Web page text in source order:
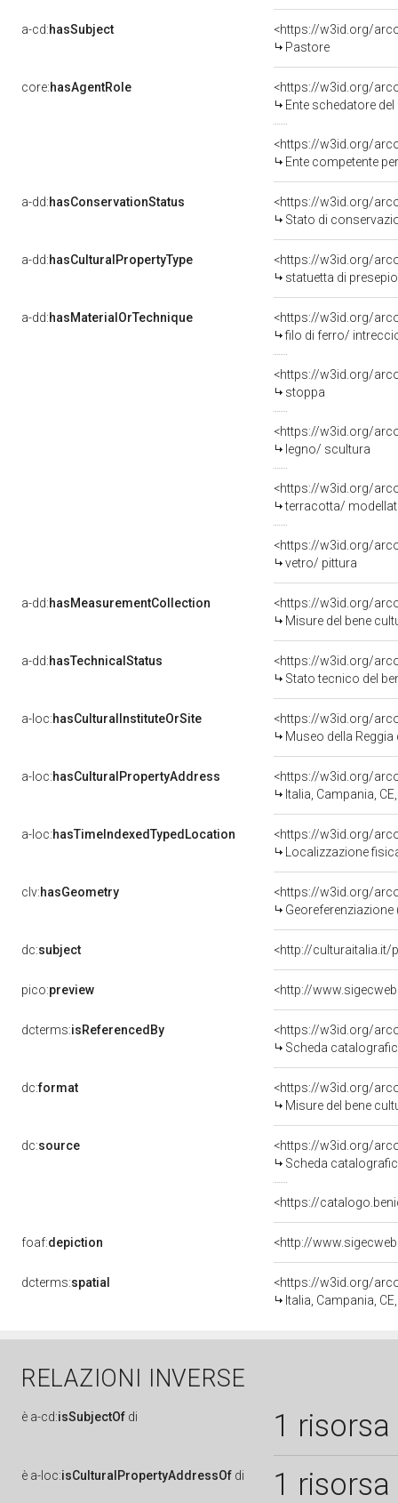
a-cd:hasSubject
<https://w3id.org/
Pastore
core:hasAgentRole
<https://w3id.org/
Ente schedatore del
<https://w3id.org/
Ente competente
a-dd:hasConservationStatus
<https://w3id.org/
Stato di
a-dd:hasCulturalPropertyType
<https://w3id.org/
statuetta di presepio
a-dd:hasMaterialOrTechnique
<https://w3id.org/
filo di ferro/
<https://w3id.org/
stoppa
<https://w3id.org/
legno/ scultura
<https://w3id.org/
terracotta/
<https://w3id.org/
vetro/ pittura
a-dd:hasMeasurementCollection
<https://w3id.org/
Misure del bene
a-dd:hasTechnicalStatus
<https://w3id.org/
Stato tecnico del
a-loc:hasCulturalInstituteOrSite
<https://w3id.org/
Museo della Reggia
a-loc:hasCulturalPropertyAddress
<https://w3id.org/
Italia, Campania,
a-loc:hasTimeIndexedTypedLocation
<https://w3id.org/
Localizzazione
clv:hasGeometry
<https://w3id.org/
dc:subject <http://culturaitalia.it/
pico:preview
dcterms:isReferencedBy
<https://w3id.org/
Scheda
dc:format
<https://w3id.org/
Misure del bene
dc:source
<https://w3id.org/
Scheda
<https://
foaf:depiction
dcterms:spatial
<https://w3id.org/
Italia, Campania,
RELAZIONI INVERSE
è a-cd:isSubjectOf di 1 risorsa
è a-loc:isCulturalPropertyAddressOf di 1 risorsa